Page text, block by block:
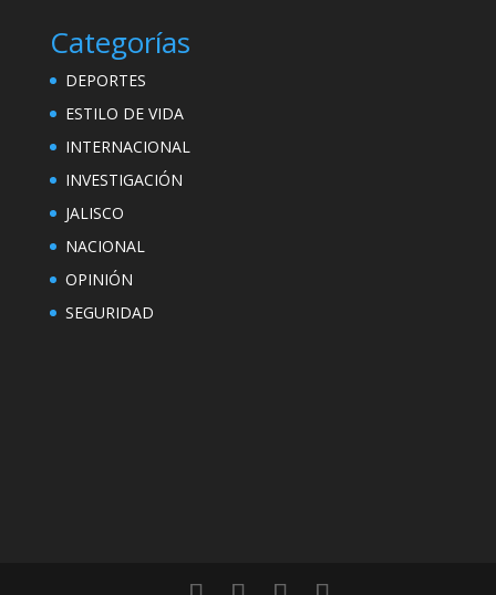
Categorías
DEPORTES
ESTILO DE VIDA
INTERNACIONAL
INVESTIGACIÓN
JALISCO
NACIONAL
OPINIÓN
SEGURIDAD